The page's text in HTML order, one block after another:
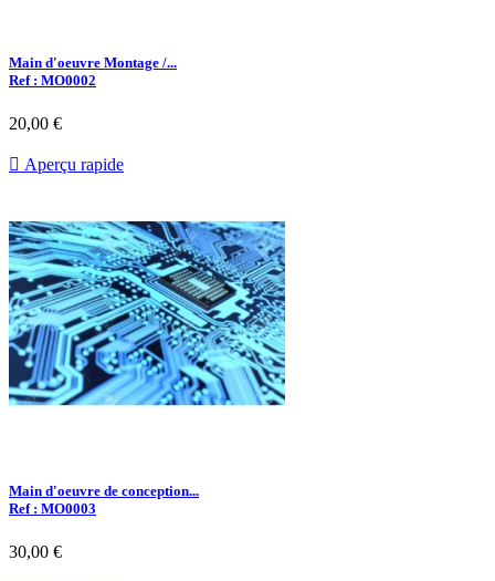
Main d'oeuvre Montage /...
Ref : MO0002
20,00 €
 Aperçu rapide
Main d'oeuvre de conception...
Ref : MO0003
30,00 €